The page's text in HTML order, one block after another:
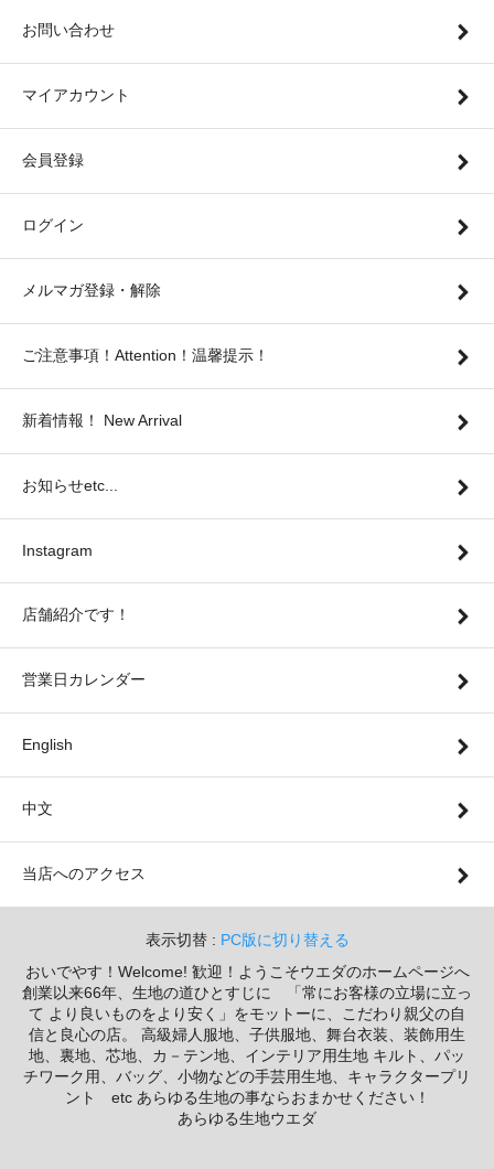
お問い合わせ
マイアカウント
会員登録
ログイン
メルマガ登録・解除
ご注意事項！Attention！温馨提示！
新着情報！ New Arrival
お知らせetc...
Instagram
店舗紹介です！
営業日カレンダー
English
中文
当店へのアクセス
表示切替 : PC版に切り替える
おいでやす！Welcome! 歓迎！ようこそウエダのホームページへ
創業以来66年、生地の道ひとすじに 「常にお客様の立場に立っ
て より良いものをより安く」をモットーに、こだわり親父の自
信と良心の店。 高級婦人服地、子供服地、舞台衣装、装飾用生
地、裏地、芯地、カ－テン地、インテリア用生地 キルト、パッ
チワーク用、バッグ、小物などの手芸用生地、キャラクタープリ
ント etc あらゆる生地の事ならおまかせください！
あらゆる生地ウエダ